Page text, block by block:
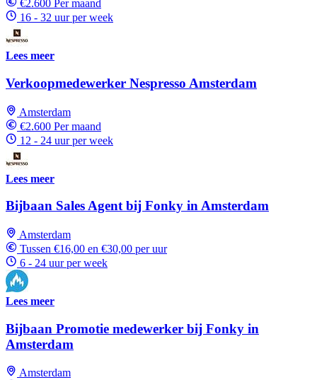
€2.600 Per maand
16 - 32 uur per week
Lees meer
Verkoopmedewerker Nespresso Amsterdam
Amsterdam
€2.600 Per maand
12 - 24 uur per week
Lees meer
Bijbaan Sales Agent bij Fonky in Amsterdam
Amsterdam
Tussen €16,00 en €30,00 per uur
6 - 24 uur per week
Lees meer
Bijbaan Promotie medewerker bij Fonky in
Amsterdam
Amsterdam